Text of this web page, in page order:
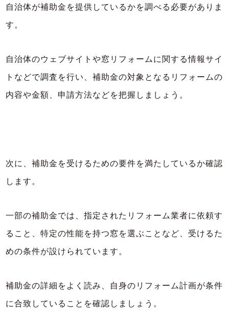
自治体が補助金を提供しているかを調べる必要がありま
す。
自治体のウェブサイトや窓リフォームに関する情報サイ
トなどで調査を行い、補助金の対象となるリフォームの
内容や金額、申請方法などを把握しましょう。
次に、補助金を受けるための要件を満たしているか確認
します。
一部の補助金では、指定されたリフォーム業者に依頼す
ること、特定の性能を持つ窓を選ぶことなど、受けるた
めの条件が設けられています。
補助金の詳細をよく読み、自身のリフォーム計画が条件
に合致していることを確認しましょう。